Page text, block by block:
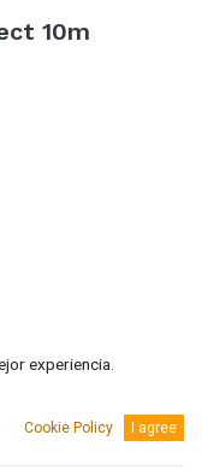
10m
experiencia.
Cookie Policy I agree